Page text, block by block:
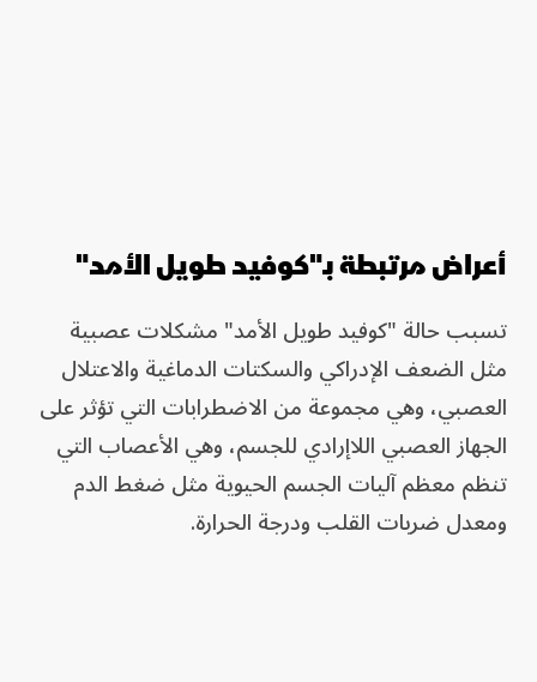
أعراض مرتبطة بـ"كوفيد طويل الأمد"
تسبب حالة "كوفيد طويل الأمد" مشكلات عصبية
مثل الضعف الإدراكي والسكتات الدماغية والاعتلال
العصبي، وهي مجموعة من الاضطرابات التي تؤثر على
الجهاز العصبي اللاإرادي للجسم، وهي الأعصاب التي
تنظم معظم آليات الجسم الحيوية مثل ضغط الدم
ومعدل ضربات القلب ودرجة الحرارة.